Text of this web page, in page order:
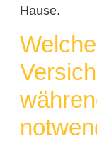
Hause.